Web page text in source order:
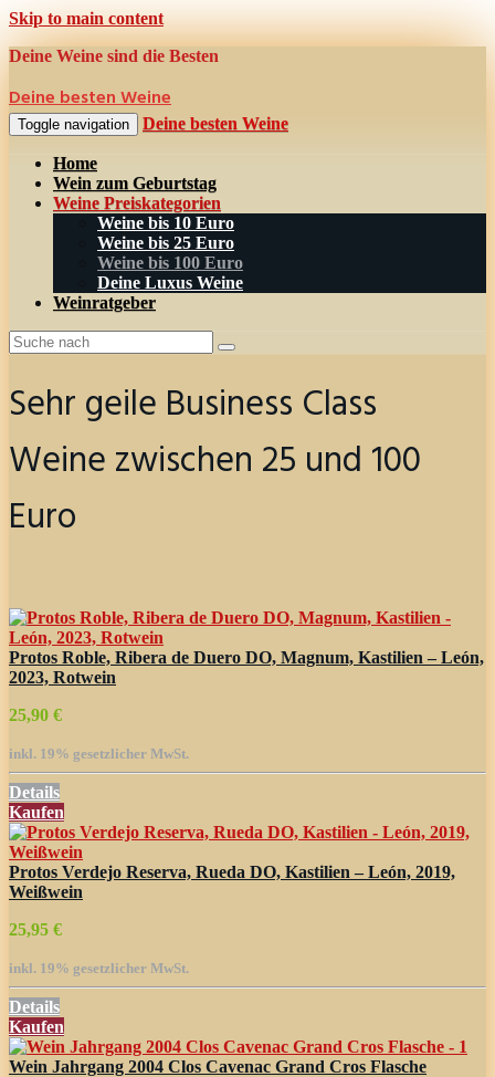
Skip to main content
Deine Weine sind die Besten
Deine besten Weine
Toggle navigation Deine besten Weine
Home
Wein zum Geburtstag
Weine Preiskategorien
Weine bis 10 Euro
Weine bis 25 Euro
Weine bis 100 Euro
Deine Luxus Weine
Weinratgeber
Sehr geile Business Class
Weine zwischen 25 und 100
Euro
Protos Roble, Ribera de Duero DO, Magnum, Kastilien – León,
2023, Rotwein
25,90 €
inkl. 19% gesetzlicher MwSt.
Details
Kaufen
Protos Verdejo Reserva, Rueda DO, Kastilien – León, 2019,
Weißwein
25,95 €
inkl. 19% gesetzlicher MwSt.
Details
Kaufen
Wein Jahrgang 2004 Clos Cavenac Grand Cros Flasche